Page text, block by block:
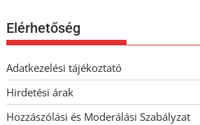
Elérhetőség
Adatkezelési tájékoztató
Hirdetési árak
Hozzászólási és Moderálási Szabályzat